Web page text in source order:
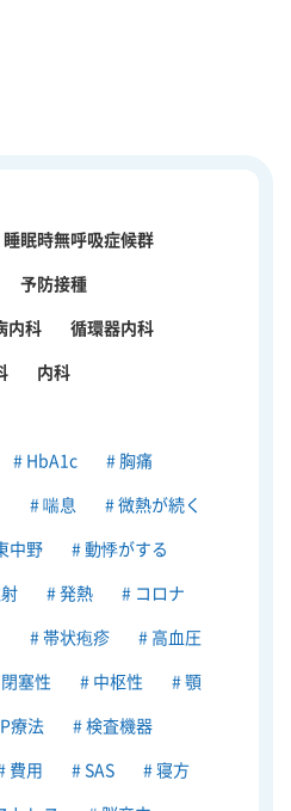
睡眠時無呼吸症候群
予防接種
内科 循環器内科
内科
HbA1c 胸痛
喘息 微熱が続く
中野 動悸がする
発熱 コロナ
帯状疱疹 高血圧
閉塞性 中枢性 顎
療法 検査機器
費用 SAS 寝方